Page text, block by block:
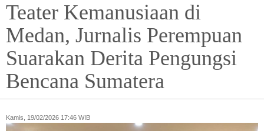
Teater Kemanusiaan di
Medan, Jurnalis Perempuan
Suarakan Derita Pengungsi
Bencana Sumatera
Kamis, 19/02/2026 17:46 WIB